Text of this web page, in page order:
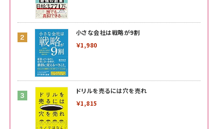
小さな会社は戦略が9割
￥1,980
ドリルを売るには穴を売れ
￥1,815